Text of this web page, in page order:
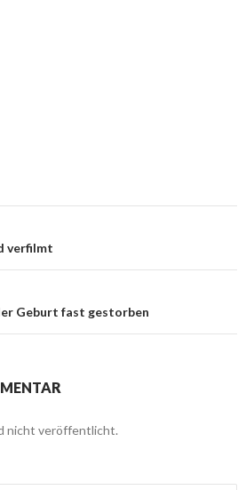
verfilmt
Geburt fast gestorben
nicht veröffentlicht.